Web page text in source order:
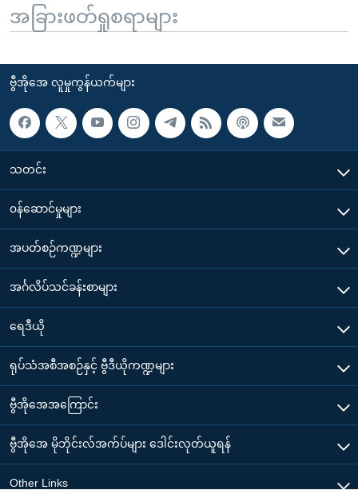
အခြားဖတ်ရှုစရာများ
ဗွီအိုအေ လူမှုကွန်ယက်များ
သတင်း
၀န်ဆောင်မှုများ
အပတ်စဉ်ကဏ္ဍများ
အင်္ဂလိပ်သင်ခန်းစာများ
ရေဒီယို
ရုပ်သံအစီအစဉ်နှင့် ဗွီဒီယိုကဏ္ဍများ
ဗွီအိုအေအကြောင်း
ဗွီအိုအေ မိုဘိုင်းလ်အက်ပ်များ ဒေါင်းလုတ်ယူရန်
Other Links